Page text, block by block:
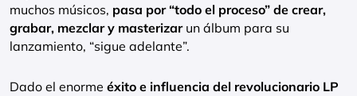
muchos músicos, pasa por “todo el proceso” de crear,
grabar, mezclar y masterizarun álbum para su
lanzamiento, “sigue adelante”.
Dado el enorme éxito e influencia del revolucionario LP